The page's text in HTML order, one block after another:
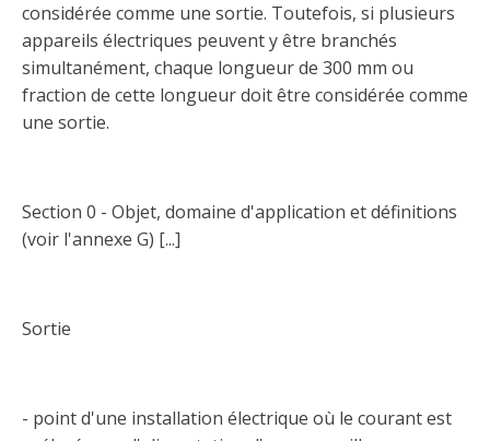
Inondations
Sinistre
Condamnations pour exercice illégal
Partenariats
Avantages et privilèges pour les membres
Le programme d'épargne collectif des fonds
H-Q, Telus et autres partenaires
Demande de validation d’un dispensateur
Demande de reconnaissance d’une formation
considérée comme une sortie. Toutefois, si plusieurs
appareils électriques peuvent y être branchés
simultanément, chaque longueur de 300 mm ou
fraction de cette longueur doit être considérée comme
une sortie.
Section 0 - Objet, domaine d'application et définitions
(voir l'annexe G) [...]
Sortie
- point d'une installation électrique où le courant est